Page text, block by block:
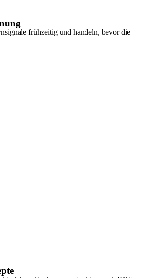
frühzeitig und handeln, bevor die